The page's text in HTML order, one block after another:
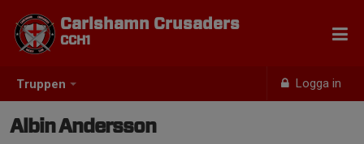
Truppen Logga in
Carlshamn Crusaders
CCH1
Albin Andersson